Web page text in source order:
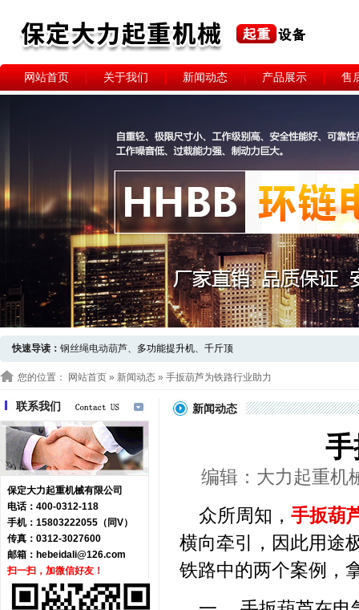
网站首页 关于我们 新闻动态 产品展示 售
快速导读： 钢丝绳电动葫芦、 多功能提升机、 千斤顶
您的位置： 网站首页 » 新闻动态 » 手扳葫芦为铁路行业助力
联系我们
保定大力起重机械有限公司
电话：400-0312-118
手机：15803222055（同V）
传真：0312-3027600
邮箱： hebeidali@126.com
扫一扫，加微信好友！
新闻动态
编辑：大力起重
众所周知， 手扳葫
横向牵引，因此用途
铁路中的两个案例，